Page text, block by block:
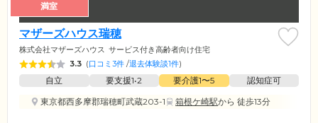
満室
マザーズハウス瑞穂
株式会社マザーズハウス サービス付き高齢者向け住宅
3.3 (口コミ3件 /退去体験談1件)
自立 要支援1•2 要介護1〜5
認知症可
東京都西多摩郡瑞穂町武蔵203-1
箱根ケ崎駅から 徒歩13分